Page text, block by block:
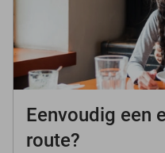
Eenvoudig een
route?